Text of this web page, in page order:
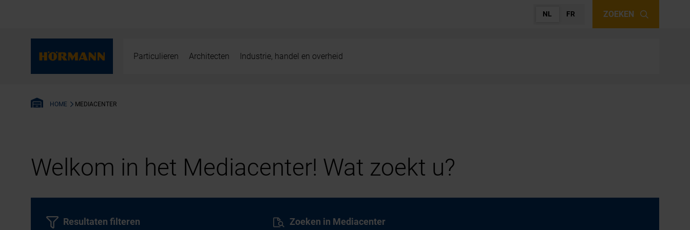
NL FR ZOEKEN
Particulieren Architecten Industrie, handel en overheid
HOME MEDIACENTER
Welkom in het Mediacenter! Wat zoekt u?
Zoeken in Mediacenter
Resultaten filteren